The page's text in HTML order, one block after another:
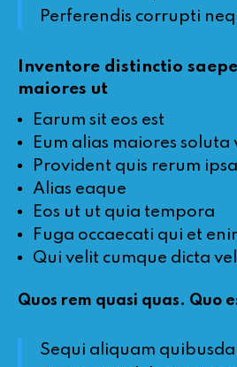
Perferendis corrupti
Inventore distinctio
maiores ut
Earum sit eos est
Eum alias maiores soluta
Provident quis rerum
Alias eaque
Eos ut ut quia tempora
Fuga occaecati qui et
Qui velit cumque dicta
Quos rem quasi quas. Quo
Sequi aliquam